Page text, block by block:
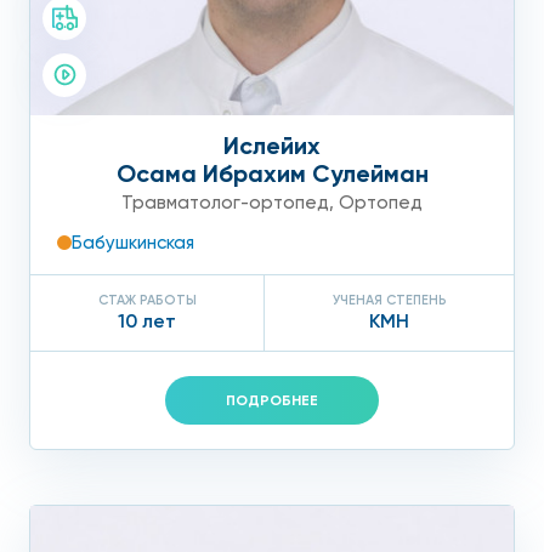
Ислейих
Осама Ибрахим Сулейман
Травматолог-ортопед, Ортопед
Бабушкинская
СТАЖ РАБОТЫ
10 лет
УЧЕНАЯ СТЕПЕНЬ
КМН
ПОДРОБНЕЕ